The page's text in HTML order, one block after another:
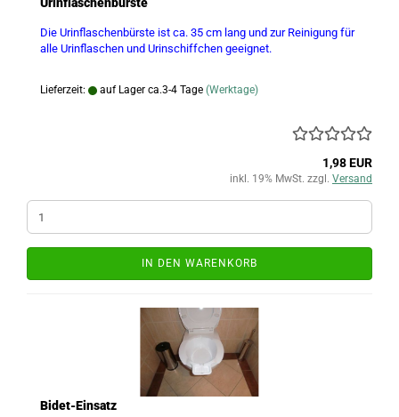
Die Urinflaschenbürste ist ca. 35 cm lang und zur Reinigung für
alle Urinflaschen und Urinschiffchen geeignet.
Lieferzeit: auf Lager ca.3-4 Tage (Werktage)
1,98 EUR
inkl. 19% MwSt. zzgl. Versand
IN DEN WARENKORB
Bidet-Einsatz